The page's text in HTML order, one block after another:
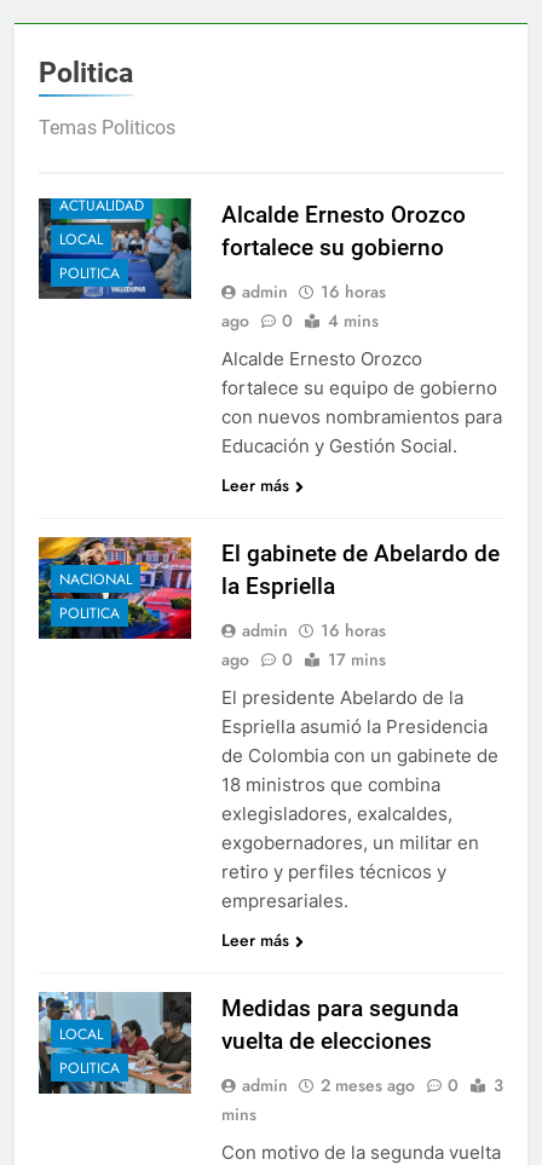
3 Años Ago
abusó sexualmente de niña de 13 años
Politica
Temas Politicos
ACTUALIDAD
LOCAL
POLITICA
Alcalde Ernesto Orozco
fortalece su gobierno
admin
16 horas
ago
0 4 mins
Alcalde Ernesto Orozco
fortalece su equipo de gobierno
con nuevos nombramientos para
Educación y Gestión Social.
Leer más
NACIONAL
POLITICA
El gabinete de Abelardo de
la Espriella
admin
16 horas
ago
0 17 mins
El presidente Abelardo de la
Espriella asumió la Presidencia
de Colombia con un gabinete de
18 ministros que combina
exlegisladores, exalcaldes,
exgobernadores, un militar en
retiro y perfiles técnicos y
empresariales.
Leer más
LOCAL
POLITICA
Medidas para segunda
vuelta de elecciones
admin 2 meses ago 0
3
mins
Con motivo de la segunda vuelta